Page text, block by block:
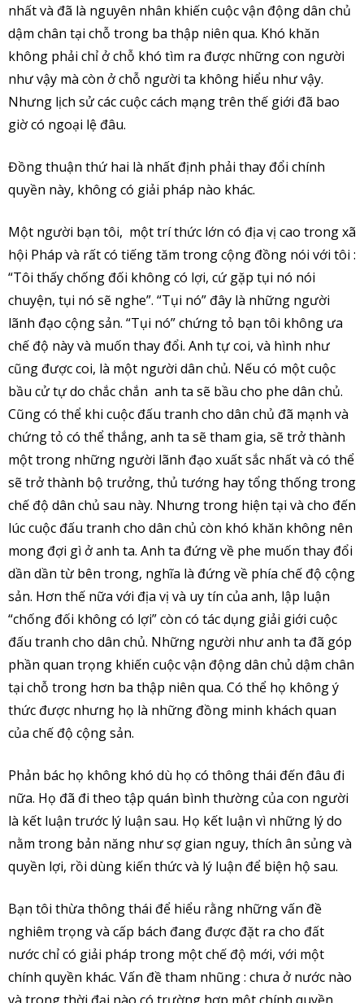
nhất và đã là nguyên nhân khiến cuộc vận động dân chủ
dậm chân tại chỗ trong ba thập niên qua. Khó khăn
không phải chỉ ở chỗ khó tìm ra được những con người
như vậy mà còn ở chỗ người ta không hiểu như vậy.
Nhưng lịch sử các cuộc cách mạng trên thế giới đã bao
giờ có ngoại lệ đâu.
Đồng thuận thứ hai là nhất định phải thay đổi chính
quyền này, không có giải pháp nào khác.
Một người bạn tôi, một trí thức lớn có địa vị cao trong xã
hội Pháp và rất có tiếng tăm trong cộng đồng nói với tôi :
“Tôi thấy chống đối không có lợi, cứ gặp tụi nó nói
chuyện, tụi nó sẽ nghe”. “Tụi nó” đây là những người
lãnh đạo cộng sản. “Tụi nó” chứng tỏ bạn tôi không ưa
chế độ này và muốn thay đổi. Anh tự coi, và hình như
cũng được coi, là một người dân chủ. Nếu có một cuộc
bầu cử tự do chắc chắn anh ta sẽ bầu cho phe dân chủ.
Cũng có thể khi cuộc đấu tranh cho dân chủ đã mạnh và
chứng tỏ có thể thắng, anh ta sẽ tham gia, sẽ trở thành
một trong những người lãnh đạo xuất sắc nhất và có thể
sẽ trở thành bộ trưởng, thủ tướng hay tổng thống trong
chế độ dân chủ sau này. Nhưng trong hiện tại và cho đến
lúc cuộc đấu tranh cho dân chủ còn khó khăn không nên
mong đợi gì ở anh ta. Anh ta đứng về phe muốn thay đổi
dần dần từ bên trong, nghĩa là đứng về phía chế độ cộng
sản. Hơn thế nữa với địa vị và uy tín của anh, lập luận
“chống đối không có lợi” còn có tác dụng giải giới cuộc
đấu tranh cho dân chủ. Những người như anh ta đã góp
phần quan trọng khiến cuộc vận động dân chủ dậm chân
tại chỗ trong hơn ba thập niên qua. Có thể họ không ý
thức được nhưng họ là những đồng minh khách quan
của chế độ cộng sản.
Phản bác họ không khó dù họ có thông thái đến đâu đi
nữa. Họ đã đi theo tập quán bình thường của con người
là kết luận trước lý luận sau. Họ kết luận vì những lý do
nằm trong bản năng như sợ gian nguy, thích ân sủng và
quyền lợi, rồi dùng kiến thức và lý luận để biện hộ sau.
Bạn tôi thừa thông thái để hiểu rằng những vấn đề
nghiêm trọng và cấp bách đang được đặt ra cho đất
nước chỉ có giải pháp trong một chế độ mới, với một
chính quyền khác. Vấn đề tham nhũng : chưa ở nước nào